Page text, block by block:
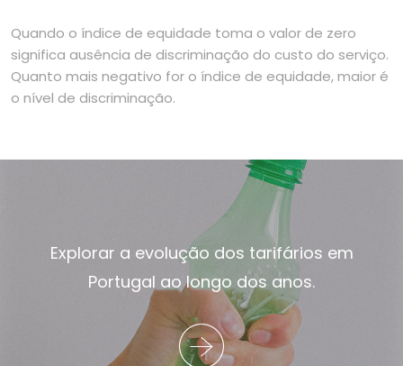
Quando o índice de equidade toma o valor de zero
significa ausência de discriminação do custo do serviço.
Quanto mais negativo for o índice de equidade, maior é
o nível de discriminação.
Explorar a evolução dos tarifários em
Portugal ao longo dos anos.